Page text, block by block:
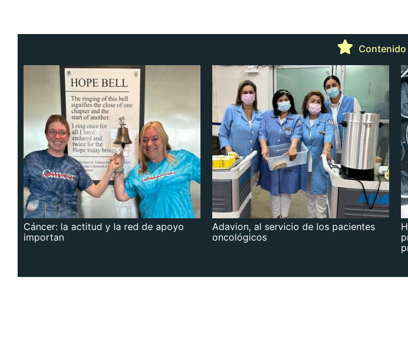
Contenido
Cáncer: la actitud y la red de apoyo
importan
Adavion, al servicio de los pacientes
oncológicos